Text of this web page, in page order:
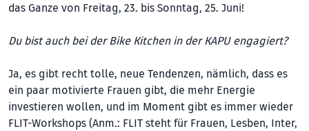
das Ganze von Freitag, 23. bis Sonntag, 25. Juni!
Du bist auch bei der Bike Kitchen in der KAPU engagiert?
Ja, es gibt recht tolle, neue Tendenzen, nämlich, dass es
ein paar motivierte Frauen gibt, die mehr Energie
investieren wollen, und im Moment gibt es immer wieder
FLIT-Workshops (Anm.: FLIT steht für Frauen, Lesben, Inter,